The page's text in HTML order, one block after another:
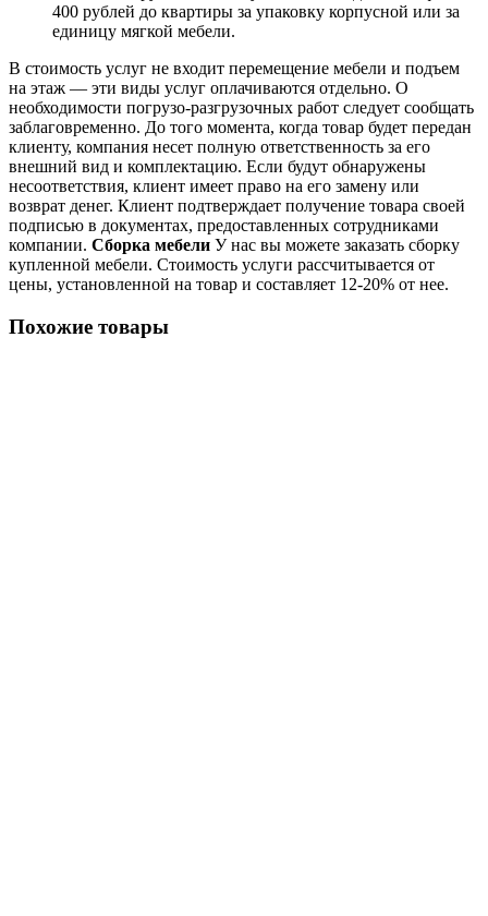
400 рублей до квартиры за упаковку корпусной или за
единицу мягкой мебели.
В стоимость услуг не входит перемещение мебели и подъем
на этаж — эти виды услуг оплачиваются отдельно. О
необходимости погрузо-разгрузочных работ следует сообщать
заблаговременно. До того момента, когда товар будет передан
клиенту, компания несет полную ответственность за его
внешний вид и комплектацию. Если будут обнаружены
несоответствия, клиент имеет право на его замену или
возврат денег. Клиент подтверждает получение товара своей
подписью в документах, предоставленных сотрудниками
компании. Сборка мебели У нас вы можете заказать сборку
купленной мебели. Стоимость услуги рассчитывается от
цены, установленной на товар и составляет 12-20% от нее.
Похожие товары